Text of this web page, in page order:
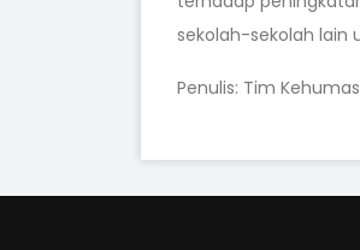
sekolah-sekolah lain
Penulis: Tim